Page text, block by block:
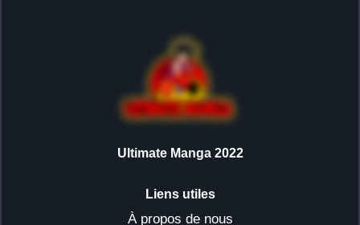
Ultimate Manga 2022
Liens utiles
À propos de nous